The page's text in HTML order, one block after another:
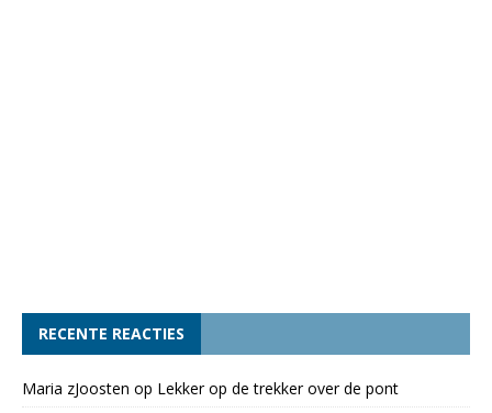
RECENTE REACTIES
Maria zJoosten op Lekker op de trekker over de pont